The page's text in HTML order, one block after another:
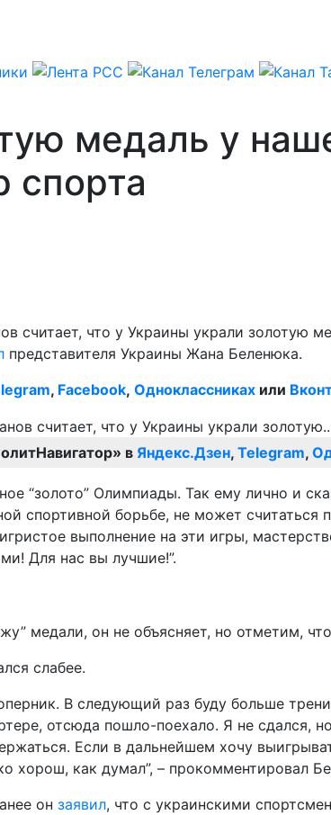
медаль у
спорта
что у Украины украли золотую
представителя Украины Жана Беленюка.
, Facebook, Одноклассниках или
в Яндекс.Дзен, Telegram,
“золото” Олимпиады. Так ему лично и
спортивной борьбе, не может
выполнение на эти игры,
Для нас вы лучшие!”.
медали, он не объясняет, но отметим,
слабее.
В следующий раз буду больше
отсюда пошло-поехало. Я не сдался,
Если в дальнейшем хочу
хорош, как думал”, – прокомментировал
он заявил, что с украинскими